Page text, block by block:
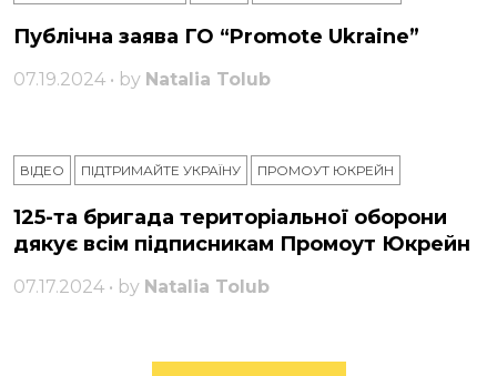
Публічна заява ГО “Promote Ukraine”
07.19.2024 • by Natalia Tolub
ВІДЕО ПІДТРИМАЙТЕ УКРАЇНУ ПРОМОУТ ЮКРЕЙН
125-та бригада територіальної оборони
дякує всім підписникам Промоут Юкрейн
07.17.2024 • by Natalia Tolub